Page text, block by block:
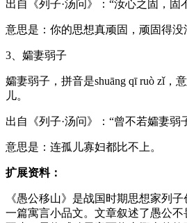
出自《列子·汤问》：“汝心之固，固
意思是：你的思想真顽固，顽固得没
3、孀妻弱子
孀妻弱子，拼音是shuāng qī ruò zǐ，
儿。
出自《列子·汤问》：“曾不若孀妻弱
意思是：连孤儿寡妇都比不上。
扩展资料：
《愚公移山》是战国时期思想家列
一篇寓言小品文。文章叙述了愚公